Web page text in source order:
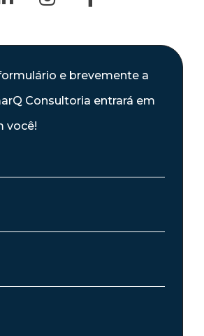
e brevemente a
Consultoria entrará em
você!